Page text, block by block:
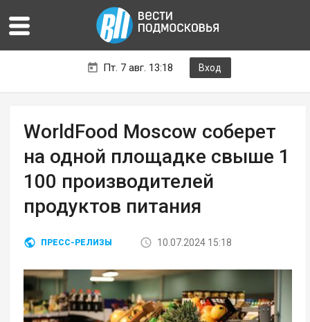
Пт. 7 авг. 13:18 Вход
WorldFood Moscow соберет
на одной площадке свыше 1
100 производителей
продуктов питания
ПРЕСС-РЕЛИЗЫ 10.07.2024 15:18